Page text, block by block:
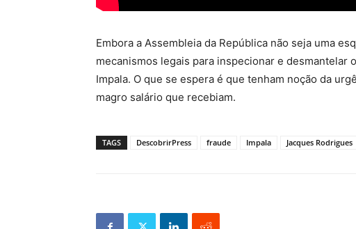
Embora a Assembleia da República não seja uma
mecanismos legais para inspecionar e desmantelar
Impala. O que se espera é que tenham noção da
magro salário que recebiam.
TAGS DescobrirPress fraude Impala Jacques Rodrigues